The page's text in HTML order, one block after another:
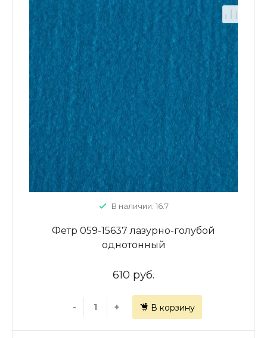
В наличии: 16.7
Фетр 059-15637 лазурно-голубой
однотонный
610 руб.
- + В корзину